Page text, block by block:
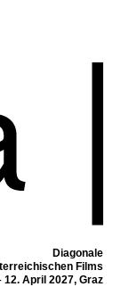
Diagonale
Films
12. April 2027, Graz